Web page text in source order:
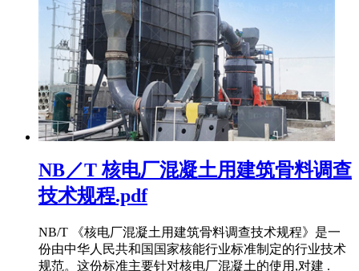
NB／T 核电厂混凝土用建筑骨料调查
技术规程.pdf
NB/T 《核电厂混凝土用建筑骨料调查技术规程》是一
份由中华人民共和国国家核能行业标准制定的行业技术
规范。这份标准主要针对核电厂混凝土的使用,对建 .